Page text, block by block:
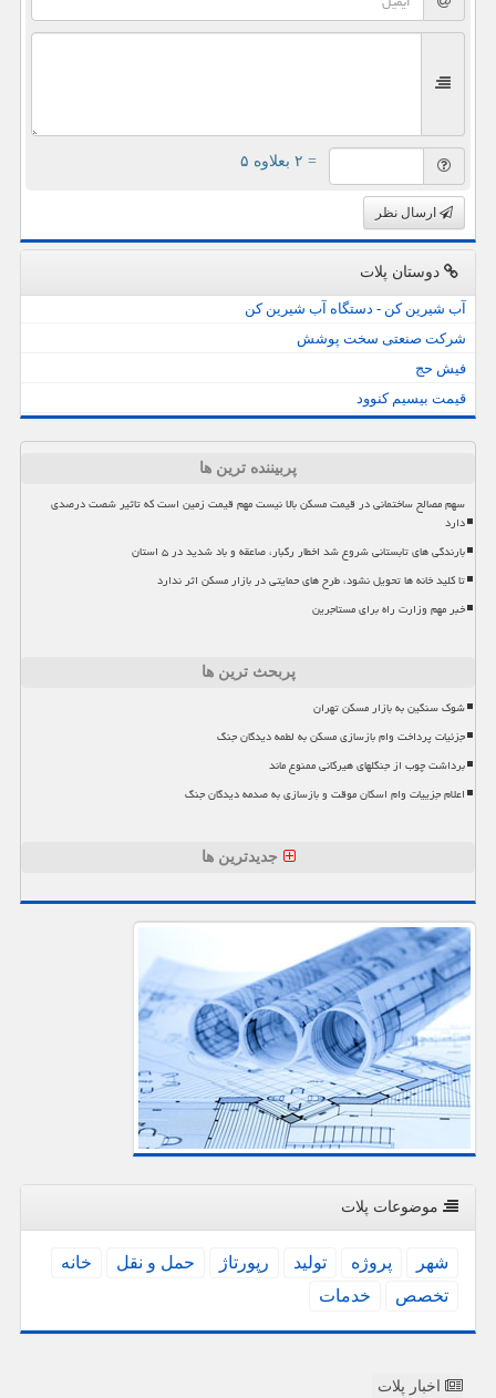
= ۲ بعلاوه ۵
ارسال نظر
دوستان پلات
آب شیرین کن - دستگاه آب شیرین کن
شرکت صنعتی سخت پوشش
فیش حج
قیمت بیسیم کنوود
پربیننده ترین ها
سهم مصالح ساختمانی در قیمت مسکن بالا نیست مهم قیمت زمین است که تاثیر شصت درصدی
دارد
بارندگی های تابستانی شروع شد اخطار رگبار، صاعقه و باد شدید در ۵ استان
تا کلید خانه ها تحویل نشود، طرح های حمایتی در بازار مسکن اثر ندارد
خبر مهم وزارت راه برای مستاجرین
پربحث ترین ها
شوک سنگین به بازار مسکن تهران
جزئیات پرداخت وام بازسازی مسکن به لطمه دیدگان جنگ
برداشت چوب از جنگلهای هیرکانی ممنوع ماند
اعلام جزییات وام اسکان موقت و بازسازی به صدمه دیدگان جنگ
جدیدترین ها
موضوعات پلات
شهر پروژه تولید رپورتاژ حمل و نقل
خانه
تخصص
خدمات
اخبار پلات